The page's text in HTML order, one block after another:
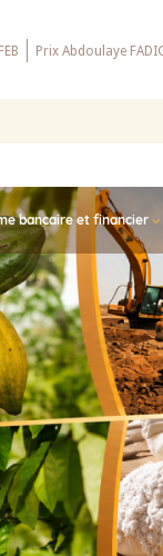
Prix Abdoulaye
bancaire et financier